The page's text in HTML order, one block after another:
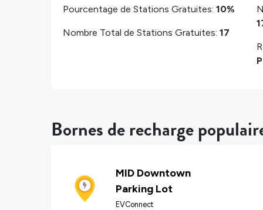
Pourcentage de Stations Gratuites: 10%
Nombre Total de Stations Gratuites: 17
Bornes de recharge
MID Downtown
Parking Lot
EVConnect